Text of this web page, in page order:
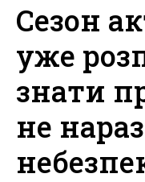
Сезон
уже
знати
не